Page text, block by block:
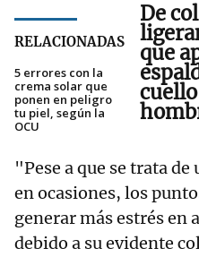
RELACIONADAS
5 errores con la
crema solar que
ponen en peligro
tu piel, según la
OCU
De
que
"Pese a que se trata de
en ocasiones, los
generar más estrés en
debido a su evidente